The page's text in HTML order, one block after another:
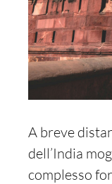
A breve
dell’India
complesso